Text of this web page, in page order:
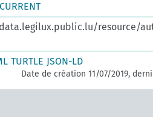
resource/
TURTLE JSON-LD
Date de création 11/07/2019,